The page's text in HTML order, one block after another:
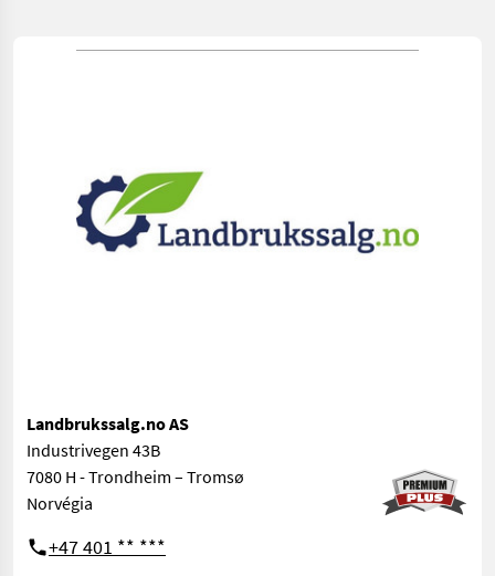
Landbrukssalg.no AS
Industrivegen 43B
7080 H - Trondheim – Tromsø
Norvégia
+47 401 ** ***